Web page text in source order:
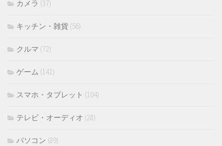
カメラ (37)
キッチン・雑貨 (56)
クルマ (72)
ゲーム (141)
スマホ・タブレット (104)
テレビ・オーディオ (28)
パソコン (89)